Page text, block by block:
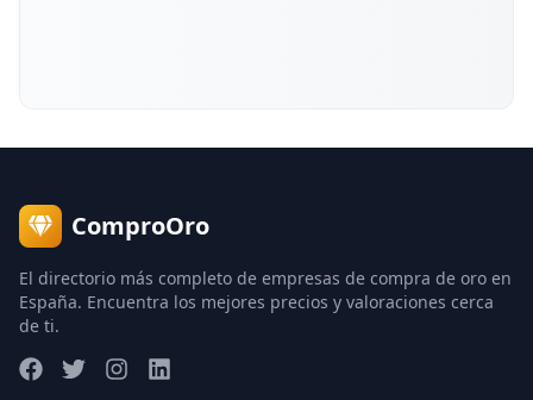
ComproOro
El directorio más completo de empresas de compra de oro en
España. Encuentra los mejores precios y valoraciones cerca
de ti.